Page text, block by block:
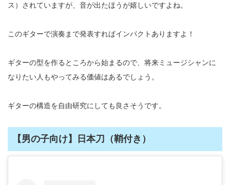
ス）されていますが、音が出たほうが嬉しいですよね。
このギターで演奏まで発表すればインパクトありますよ！
ギターの型を作るところから始まるので、将来ミュージシャンに
なりたい人もやってみる価値はあるでしょう。
ギターの構造を自由研究にしても良さそうです。
【男の子向け】日本刀（鞘付き）